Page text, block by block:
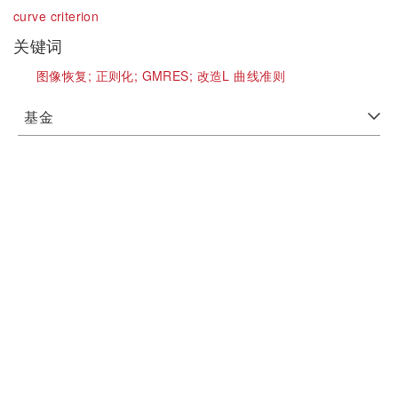
curve criterion
关键词
图像恢复; 正则化; GMRES; 改造L 曲线准则
基金